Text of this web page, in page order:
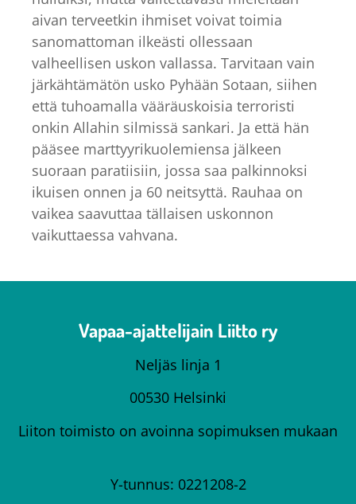
aivan terveetkin ihmiset voivat toimia
sanomattoman ilkeästi ollessaan
valheellisen uskon vallassa. Tarvitaan vain
järkähtämätön usko Pyhään Sotaan, siihen
että tuhoamalla vääräuskoisia terroristi
onkin Allahin silmissä sankari. Ja että hän
pääsee marttyyrikuolemiensa jälkeen
suoraan paratiisiin, jossa saa palkinnoksi
ikuisen onnen ja 60 neitsyttä. Rauhaa on
vaikea saavuttaa tällaisen uskonnon
vaikuttaessa vahvana.
Vapaa-ajattelijain Liitto ry
Neljäs linja 1
00530 Helsinki
Liiton toimisto on avoinna sopimuksen mukaan
Y-tunnus: 0221208-2